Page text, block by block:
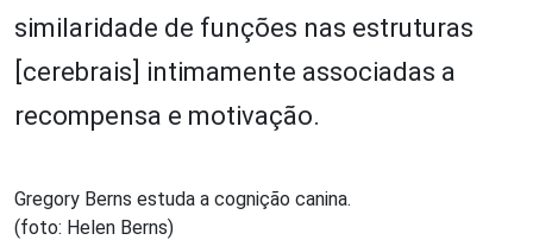
similaridade de funções nas estruturas
[cerebrais] intimamente associadas a
recompensa e motivação.
Gregory Berns estuda a cognição canina.
(foto: Helen Berns)